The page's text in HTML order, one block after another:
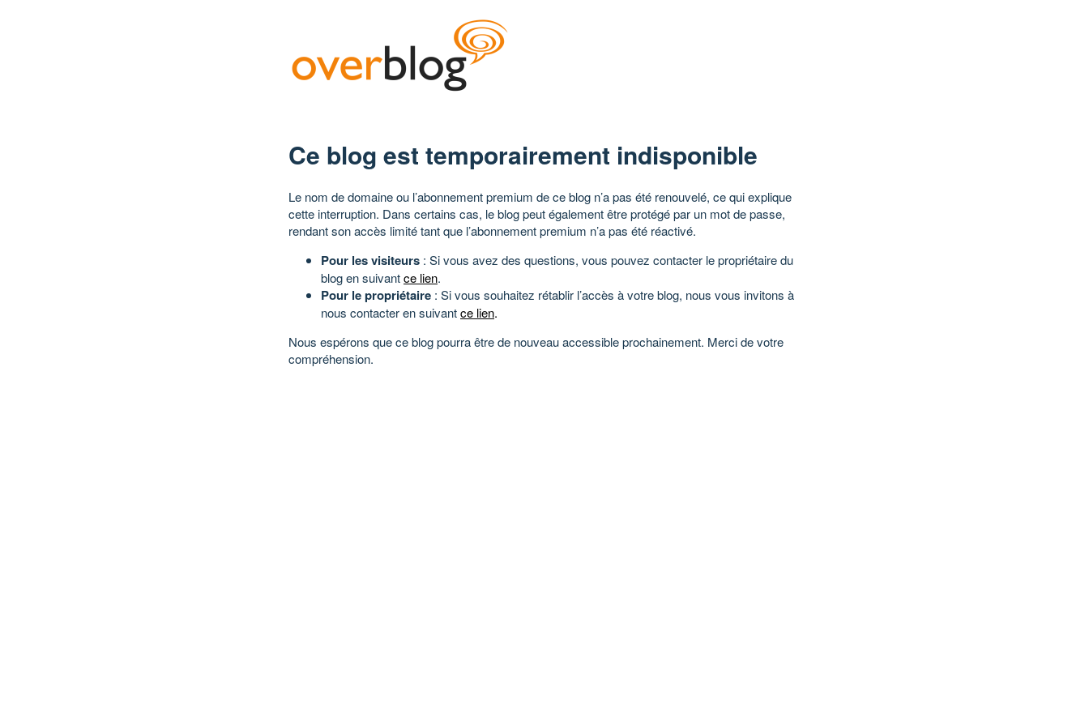
Ce blog est temporairement indisponible
Le nom de domaine ou l’abonnement premium de ce blog n’a pas été renouvelé, ce qui explique
cette interruption. Dans certains cas, le blog peut également être protégé par un mot de passe,
rendant son accès limité tant que l’abonnement premium n’a pas été réactivé.
Pour les visiteurs : Si vous avez des questions, vous pouvez contacter le propriétaire du
blog en suivantce lien.
Pour le propriétaire : Si vous souhaitez rétablir l’accès à votre blog, nous vous invitons à
nous contacter en suivantce lien.
Nous espérons que ce blog pourra être de nouveau accessible prochainement. Merci de votre
compréhension.